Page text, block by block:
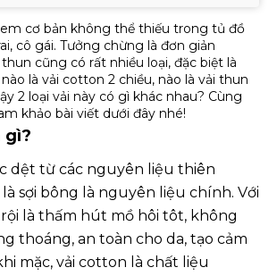
cơ bản không thể thiếu trong tủ đồ
cô gái. Tưởng chừng là đơn giản
cũng có rất nhiều loại, đặc biệt là
là vải cotton 2 chiều, nào là vải thun
2 loại vải này có gì khác nhau? Cùng
khảo bài viết dưới đây nhé!
gì?
dệt từ các nguyên liệu thiên
sợi bông là nguyên liệu chính. Với
là thấm hút mồ hôi tôt, không
thoáng, an toàn cho da, tạo cảm
mặc, vải cotton là chất liệu